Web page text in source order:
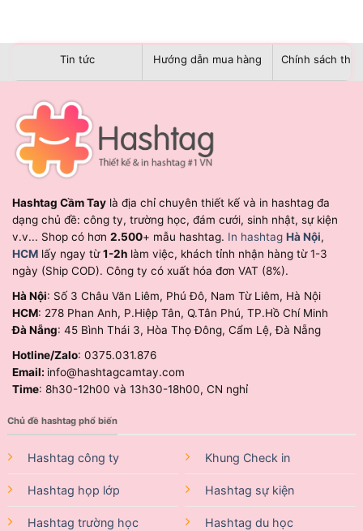
Tin tức Hướng dẫn mua hàng Chính sách
Hashtag Cầm Tay là địa chỉ chuyên thiết kế và in hashtag đa
dạng chủ đề: công ty, trường học, đám cưới, sinh nhật, sự kiện
v.v... Shop có hơn 2.500+ mẫu hashtag. In hashtag Hà Nội,
HCM lấy ngay từ1-2h làm việc, khách tỉnh nhận hàng từ 1-3
ngày (Ship COD). Công ty có xuất hóa đơn VAT (8%).
Hà Nội: Số 3 Châu Văn Liêm, Phú Đô, Nam Từ Liêm, Hà Nội
HCM: 278 Phan Anh, P.Hiệp Tân, Q.Tân Phú, TP.Hồ Chí Minh
Đà Nẵng: 45 Bình Thái 3, Hòa Thọ Đông, Cẩm Lệ, Đà Nẵng
Hotline/Zalo: 0375.031.876
Email: info@hashtagcamtay.com
Time: 8h30-12h00 và 13h30-18h00, CN nghỉ
Chủ đề hashtag phổ biến
Hashtag công ty
Hashtag họp lớp
Hashtag trường học
Khung Check in
Hashtag sự kiện
Hashtag du học